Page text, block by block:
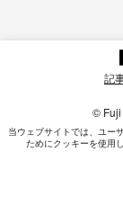
記
© Fuji
当ウェブサイトでは、ユー
ためにクッキーを使⽤